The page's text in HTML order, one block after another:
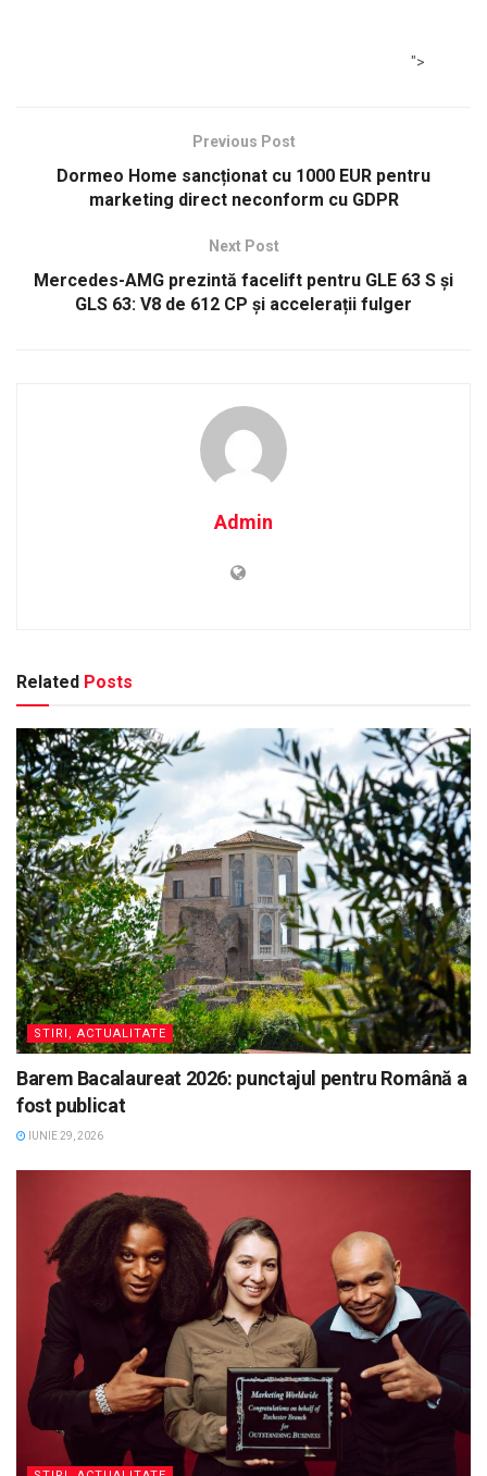
">
Previous Post
Dormeo Home sancționat cu 1000 EUR pentru
marketing direct neconform cu GDPR
Next Post
Mercedes-AMG prezintă facelift pentru GLE 63 S și
GLS 63: V8 de 612 CP și accelerații fulger
Admin
Related Posts
STIRI, ACTUALITATE
Barem Bacalaureat 2026: punctajul pentru Română a
fost publicat
IUNIE 29, 2026